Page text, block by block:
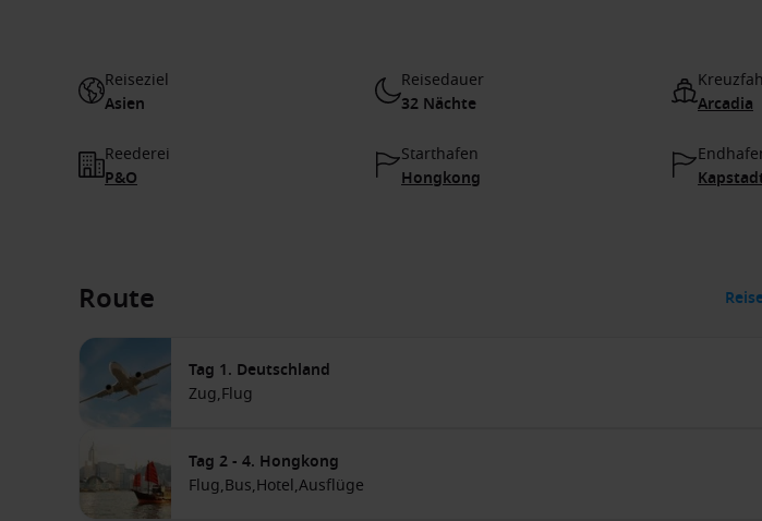
Reiseziel
Asien
Reisedauer
32 Nächte
Arcadia
Reederei
P&O
Starthafen
Hongkong
Route
Tag 1. Deutschland
Zug,Flug
Tag 2 - 4. Hongkong
Flug,Bus,Hotel,Ausflüge